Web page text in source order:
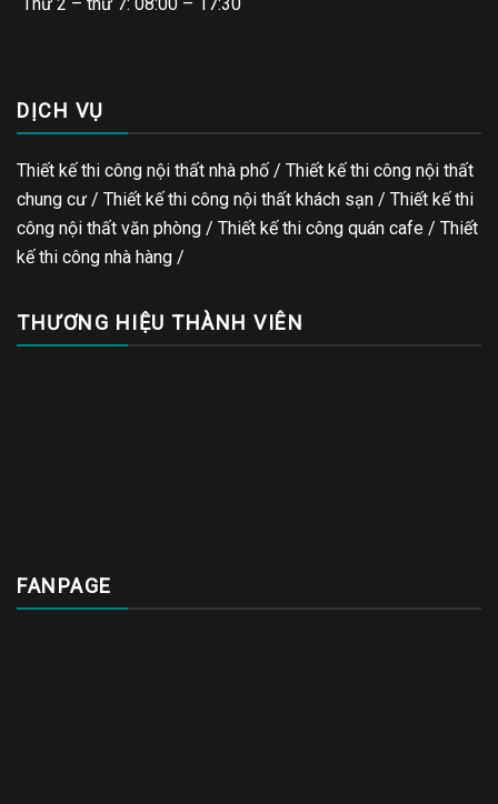
DỊCH VỤ
Thiết kế thi công nội thất nhà phố / Thiết kế thi công nội thất
chung cư / Thiết kế thi công nội thất khách sạn / Thiết kế thi
công nội thất văn phòng / Thiết kế thi công quán cafe / Thiết
kế thi công nhà hàng /
THƯƠNG HIỆU THÀNH VIÊN
FANPAGE